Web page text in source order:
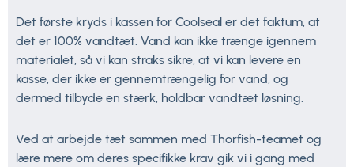
Det første kryds i kassen for Coolseal er det faktum, at
det er 100% vandtæt. Vand kan ikke trænge igennem
materialet, så vi kan straks sikre, at vi kan levere en
kasse, der ikke er gennemtrængelig for vand, og
dermed tilbyde en stærk, holdbar vandtæt løsning.
Ved at arbejde tæt sammen med Thorfish-teamet og
lære mere om deres specifikke krav gik vi i gang med